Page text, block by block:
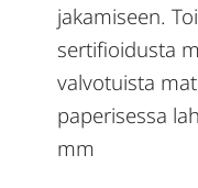
jakamiseen.
sertifioidusta
valvotuista
paperisessa
mm